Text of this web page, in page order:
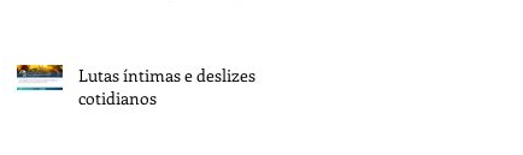
Lutas íntimas e deslizes
cotidianos